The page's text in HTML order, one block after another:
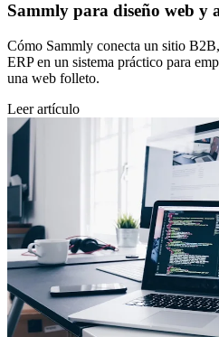
Sammly para diseño web y
Cómo Sammly conecta un sitio
ERP en un sistema práctico para
una web folleto.
Leer artículo